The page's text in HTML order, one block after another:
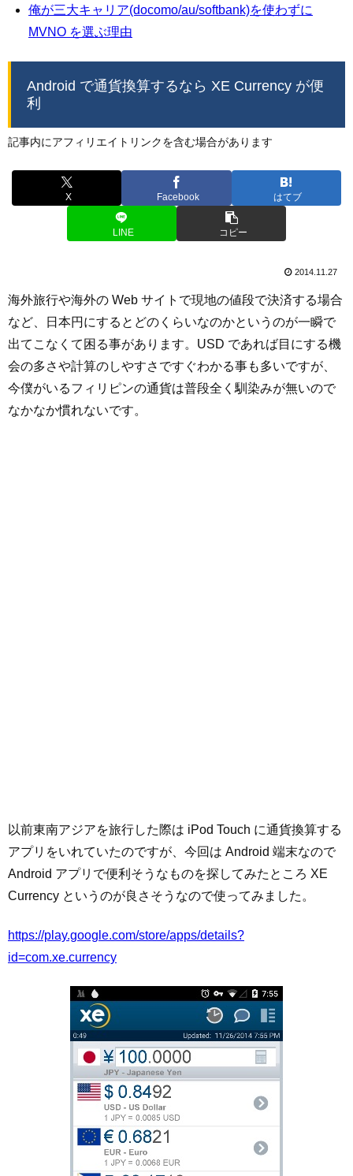
俺が三大キャリア(docomo/au/softbank)を使わずに
MVNO を選ぶ理由
Android で通貨換算するなら XE Currency が便
利
記事内にアフィリエイトリンクを含む場合があります
X Facebook はてブ
LINE コピー
2014.11.27
海外旅行や海外の Web サイトで現地の値段で決済する場合
など、日本円にするとどのくらいなのかというのが一瞬で
出てこなくて困る事があります。USD であれば目にする機
会の多さや計算のしやすさですぐわかる事も多いですが、
今僕がいるフィリピンの通貨は普段全く馴染みが無いので
なかなか慣れないです。
以前東南アジアを旅行した際は iPod Touch に通貨換算する
アプリをいれていたのですが、今回は Android 端末なので
Android アプリで便利そうなものを探してみたところ XE
Currency というのが良さそうなので使ってみました。
https://play.google.com/store/apps/details?
id=com.xe.currency